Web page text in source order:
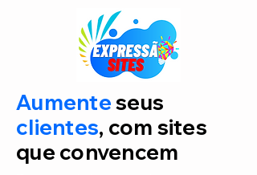
Aumenteseus
clientes, com sites
que convencem